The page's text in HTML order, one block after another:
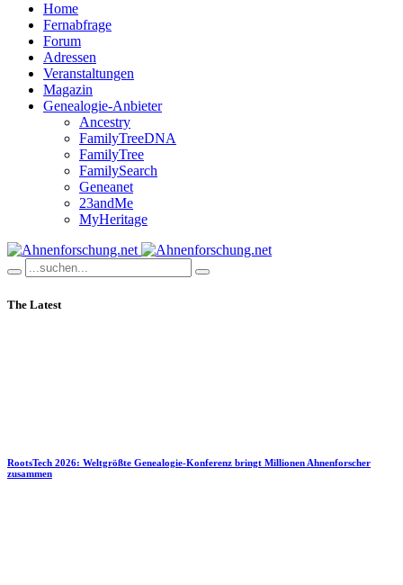
Home
Fernabfrage
Forum
Adressen
Veranstaltungen
Magazin
Genealogie-Anbieter
Ancestry
FamilyTreeDNA
FamilyTree
FamilySearch
Geneanet
23andMe
MyHeritage
The Latest
RootsTech 2026: Weltgrößte Genealogie-Konferenz bringt Millionen Ahnenforscher
zusammen